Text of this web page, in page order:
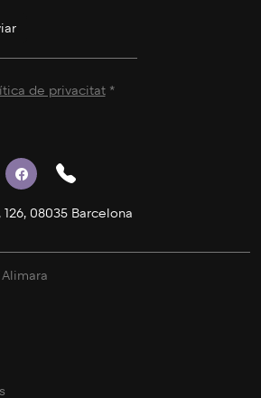
de privacitat*
08035 Barcelona